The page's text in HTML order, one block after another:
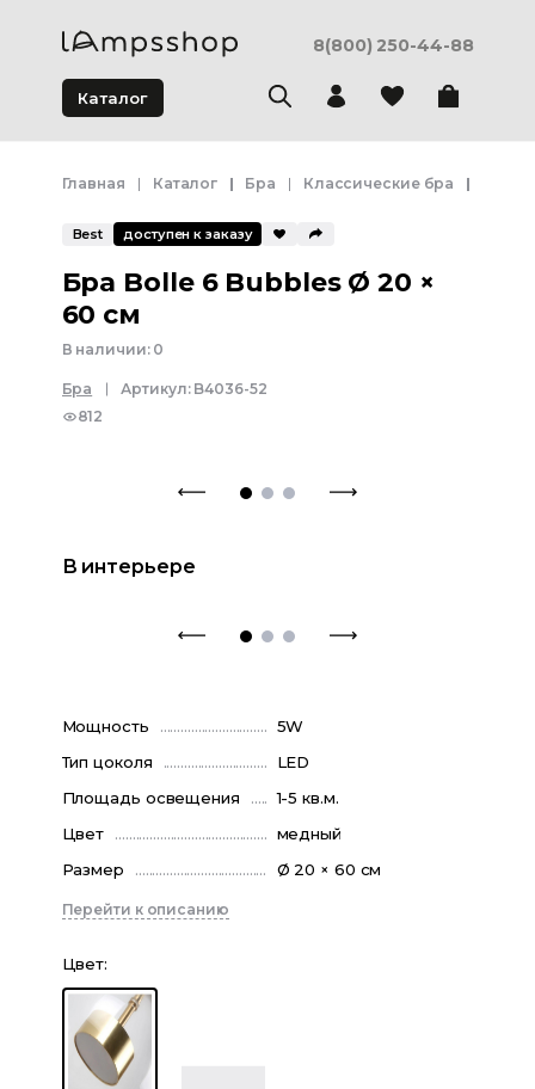
8(800) 250-44-88
Каталог
Главная Каталог Бра Классические бра
Best доступен к заказу
Бра Bolle 6 Bubbles Ø 20 ×
60 см
В наличии: 0
Бра Артикул: B4036-52
812
В интерьере
Мощность
5W
Тип цоколя
LED
Площадь освещения
1-5 кв.м.
Цвет
медный
Размер
Ø 20 × 60 см
Перейти к описанию
Цвет: